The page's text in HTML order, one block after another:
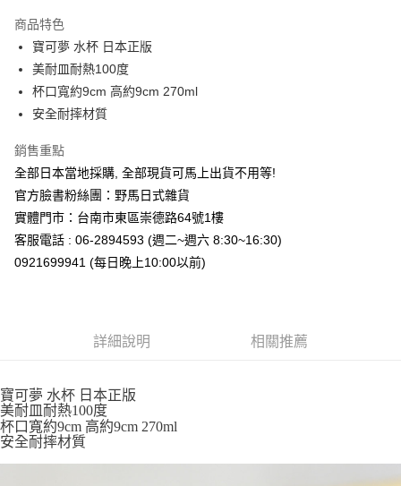
合作金庫商業銀行
華南商業銀行
上海商業儲蓄銀行
國泰世華商業銀行
臺灣中小企業銀行
聯邦商業銀行
元大商業銀行
永豐商業銀行
玉山商業銀行
台新國際商業銀行
台灣樂天信用卡公司
超商取貨付款
LINE Pay
Apple Pay
悠遊付
Google Pay
ATM付款
每筆NT$65，滿NT$999(含以上)免運費
每筆NT$65，滿NT$999(含以上)免運費
7-11取貨付款
每筆NT$65，滿NT$999(含以上)免運費
商品特色
寶可夢 水杯 日本正版
美耐皿耐熱100度
杯口寬約9cm 高約9cm 270ml
安全耐摔材質
銷售重點
全部日本當地採購, 全部現貨可馬上出貨不用等!
官方臉書粉絲團：野馬日式雜貨
實體門市：台南市東區崇德路64號1樓
客服電話 : 06-2894593 (週二~週六 8:30~16:30)
0921699941 (每日晚上10:00以前)
詳細說明 相關推薦
寶可夢 水杯 日本正版
美耐皿耐熱100度
杯口寬約9cm 高約9cm 270ml
安全耐摔材質